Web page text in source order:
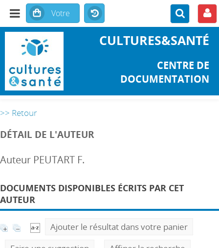
CULTURES&SANTÉ
CENTRE DE
DOCUMENTATION
>> Retour
DÉTAIL DE L'AUTEUR
Auteur PEUTART F.
DOCUMENTS DISPONIBLES ÉCRITS PAR CET
AUTEUR
Ajouter le résultat dans votre panier